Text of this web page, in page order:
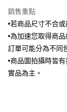
臺灣中小企業銀行
匯豐（台灣）商
聯邦商業銀行
元大商業銀行
台新國際商業銀行
台灣樂天信用卡公
上海商業儲蓄銀行
國泰世華商業銀行
臺灣中小企業銀行
匯豐（台灣）商
聯邦商業銀行
元大商業銀行
玉山商業銀行
Apple Pay
街口支付
悠遊付
Google Pay
銷售重點
•若商品尺寸不合
•為加速您取得商
訂單可能分為不同
•商品圖拍攝時皆
實品為主。